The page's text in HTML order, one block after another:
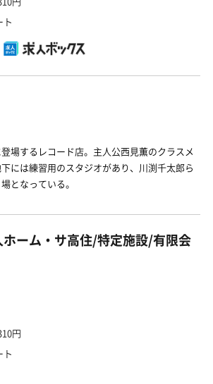
ト
登場するレコード店。主人公西見薫のクラスメ
には練習用のスタジオがあり、川渕千太郎ら
となっている。
ーム・サ高住/特定施設/有限会
円
ト